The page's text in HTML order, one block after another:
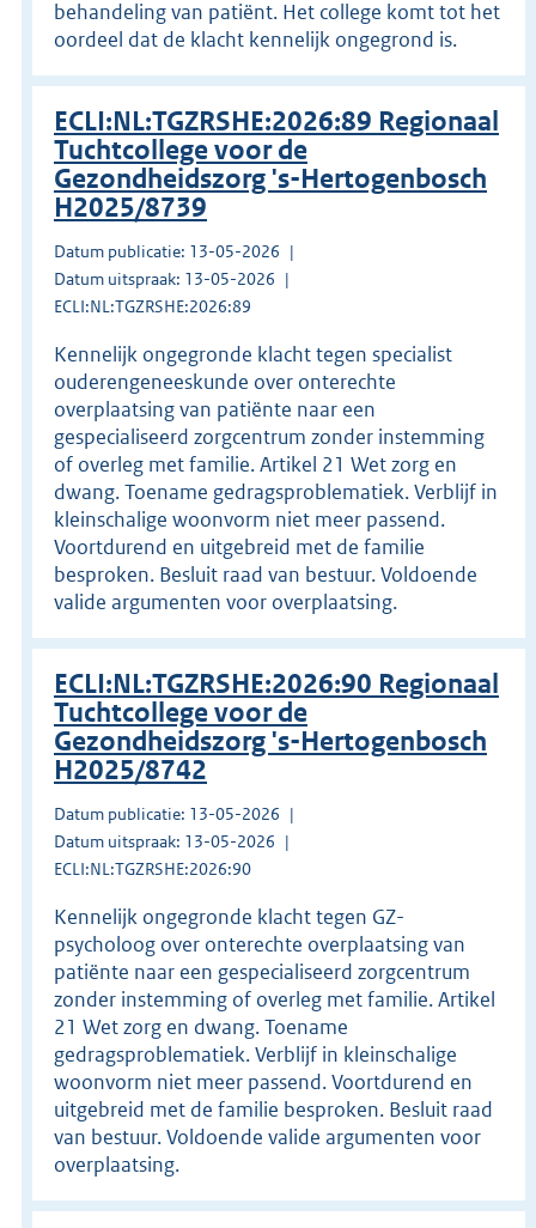
behandeling van patiënt. Het college komt tot het
oordeel dat de klacht kennelijk ongegrond is.
ECLI:NL:TGZRSHE:2026:89 Regionaal
Tuchtcollege voor de
Gezondheidszorg 's-Hertogenbosch
H2025/8739
Datum publicatie: 13-05-2026
Datum uitspraak: 13-05-2026
ECLI:NL:TGZRSHE:2026:89
Kennelijk ongegronde klacht tegen specialist
ouderengeneeskunde over onterechte
overplaatsing van patiënte naar een
gespecialiseerd zorgcentrum zonder instemming
of overleg met familie. Artikel 21 Wet zorg en
dwang. Toename gedragsproblematiek. Verblijf in
kleinschalige woonvorm niet meer passend.
Voortdurend en uitgebreid met de familie
besproken. Besluit raad van bestuur. Voldoende
valide argumenten voor overplaatsing.
ECLI:NL:TGZRSHE:2026:90 Regionaal
Tuchtcollege voor de
Gezondheidszorg 's-Hertogenbosch
H2025/8742
Datum publicatie: 13-05-2026
Datum uitspraak: 13-05-2026
ECLI:NL:TGZRSHE:2026:90
Kennelijk ongegronde klacht tegen GZ-
psycholoog over onterechte overplaatsing van
patiënte naar een gespecialiseerd zorgcentrum
zonder instemming of overleg met familie. Artikel
21 Wet zorg en dwang. Toename
gedragsproblematiek. Verblijf in kleinschalige
woonvorm niet meer passend. Voortdurend en
uitgebreid met de familie besproken. Besluit raad
van bestuur. Voldoende valide argumenten voor
overplaatsing.